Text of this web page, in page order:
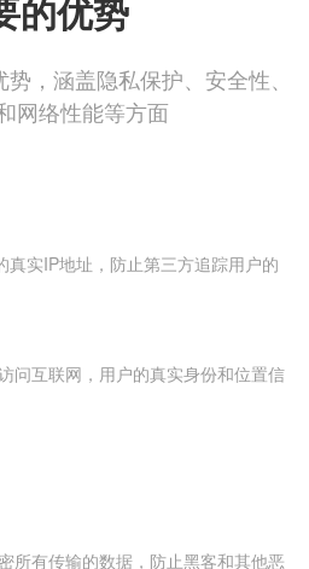
的优势
，涵盖隐私保护、安全性、
网络性能等方面
真实IP地址，防止第三方追踪用户的
问互联网，用户的真实身份和位置信
所有传输的数据，防止黑客和其他恶